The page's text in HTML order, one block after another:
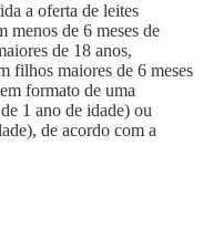
a oferta de leites
menos de 6 meses de
de 18 anos,
filhos maiores de 6 meses
formato de uma
1 ano de idade) ou
de acordo com a